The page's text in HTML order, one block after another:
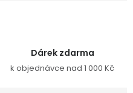
Dárek zdarma
k objednávce nad 1 000 Kč